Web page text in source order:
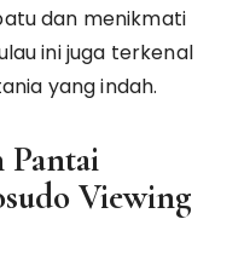
dan menikmati
ini juga terkenal
yang indah.
Pantai
Viewing